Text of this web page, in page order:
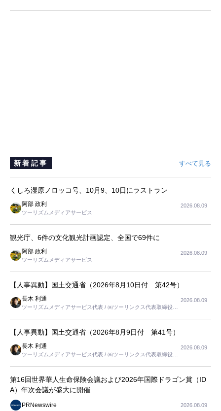
新着記事 すべて見る
くしろ湿原ノロッコ号、10月9、10日にラストラン
阿部 政利
ツーリズムメディアサービス
2026.08.09
観光庁、6件の文化観光計画認定、全国で69件に
阿部 政利
ツーリズムメディアサービス
2026.08.09
【人事異動】国土交通省（2026年8月10日付 第42号）
長木 利通
ツーリズムメディアサービス代表 / ㈱ツーリンクス代表取締役社
2026.08.09
【人事異動】国土交通省（2026年8月9日付 第41号）
長木 利通
ツーリズムメディアサービス代表 / ㈱ツーリンクス代表取締役社
2026.08.09
第16回世界華人生命保険会議および2026年国際ドラゴン賞（ID
A）年次会議が盛大に開催
PRNewswire 2026.08.09